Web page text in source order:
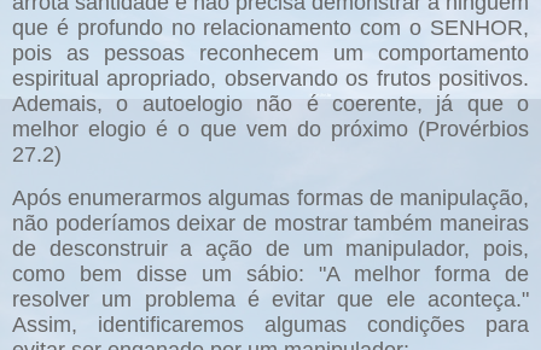
que é profundo no relacionamento com o SENHOR,
pois as pessoas reconhecem um comportamento
espiritual apropriado, observando os frutos positivos.
Ademais, o autoelogio não é coerente, já que o
melhor elogio é o que vem do próximo (Provérbios
27.2)
Após enumerarmos algumas formas de manipulação,
não poderíamos deixar de mostrar também maneiras
de desconstruir a ação de um manipulador, pois,
como bem disse um sábio: "A melhor forma de
resolver um problema é evitar que ele aconteça."
Assim, identificaremos algumas condições para